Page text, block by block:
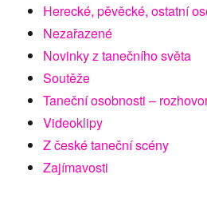
Herecké, pěvěcké, ostatní
Nezařazené
Novinky z tanečního světa
Soutěže
Taneční osobnosti –
Videoklipy
Z české taneční scény
Zajímavosti